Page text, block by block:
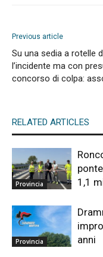
Previous article
Su una sedia a rotelle
l’incidente ma con
concorso di colpa:
RELATED ARTICLES
Provincia
1,1
Provincia
anni